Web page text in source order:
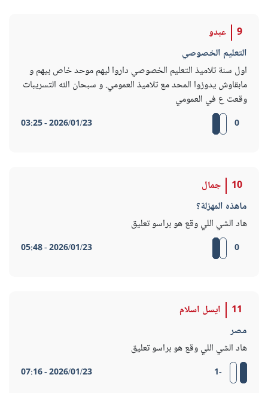
9
عبدو
التعليم الخصوصي
اول سنة تلاميذ التعليم الخصوصي داروا ليهم موحد خاص بيهم و
مابقاوش يدوزوا المحد مع تلاميذ العمومي. و سبحان الله التسريبات
وقعت ع في العمومي
0
2026/01/23 - 03:25
10
جمال
ماهذه المهزلة؟
هاد الشي اللي وقع هو براسو تعليق
0
2026/01/23 - 05:48
11
ايسل اسلام
مصر
هاد الشي اللي وقع هو براسو تعليق
-1
2026/01/23 - 07:16